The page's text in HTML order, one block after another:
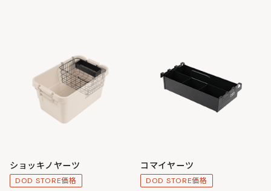
ショッキノヤーツ
DOD STORE価格
コマイヤーツ
DOD STORE価格